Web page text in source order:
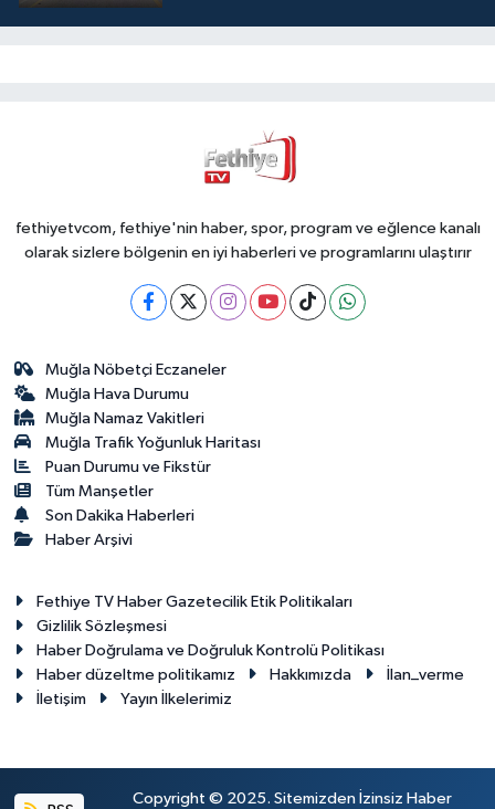
fethiyetvcom, fethiye'nin haber, spor, program ve eğlence kanalı
olarak sizlere bölgenin en iyi haberleri ve programlarını ulaştırır
Muğla Nöbetçi Eczaneler
Muğla Hava Durumu
Muğla Namaz Vakitleri
Muğla Trafik Yoğunluk Haritası
Puan Durumu ve Fikstür
Tüm Manşetler
Son Dakika Haberleri
Haber Arşivi
Fethiye TV Haber Gazetecilik Etik Politikaları
Gizlilik Sözleşmesi
Haber Doğrulama ve Doğruluk Kontrolü Politikası
Haber düzeltme politikamız
Hakkımızda
İlan_verme
İletişim
Yayın İlkelerimiz
Copyright © 2025. Sitemizden İzinsiz Haber